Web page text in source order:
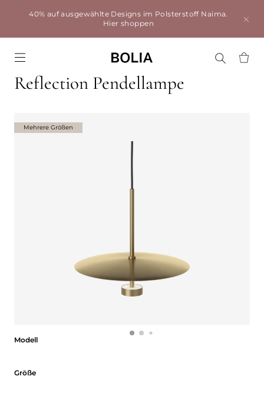
40% auf ausgewählte Designs im Polsterstoff Naima.
Hier shoppen
Reflection Pendellampe
Modell
Größe
Mehrere Größen